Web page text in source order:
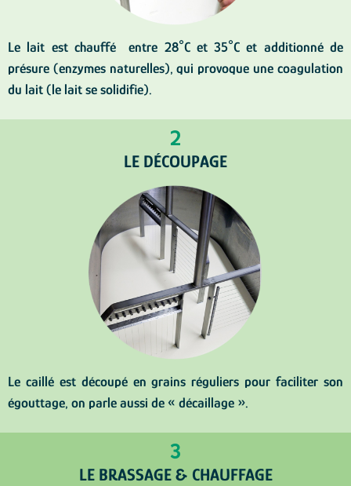
Le lait est chauffé entre 28°C et 35°C et additionné de
présure (enzymes naturelles), qui provoque une coagulation
du lait (le lait se solidifie).
2
LE DÉCOUPAGE
Le caillé est découpé en grains réguliers pour faciliter son
égouttage, on parle aussi de « décaillage ».
3
LE BRASSAGE & CHAUFFAGE